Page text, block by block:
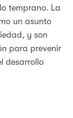
temprano. La
un asunto
y son
para prevenir
desarrollo